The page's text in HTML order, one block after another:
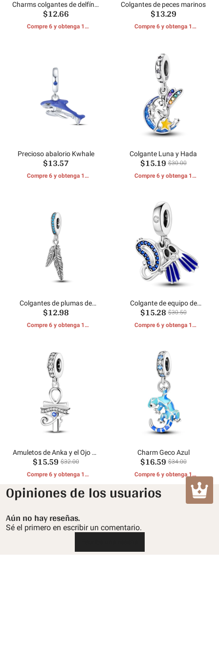
Charms colgantes de delfín y
mar
$12.66
Compre 6 y obtenga 1
Colgantes de peces marinos
$13.29
Compre 6 y obtenga 1
Precioso abalorio Kwhale
$13.57
Compre 6 y obtenga 1
Colgante Luna y Hada
$15.19 $30.00
Compre 6 y obtenga 1
Colgantes de plumas de
plata
$12.98
Compre 6 y obtenga 1
Colgante de equipo de
esnórquel
$15.28 $30.50
Compre 6 y obtenga 1
Amuletos de Anka y el Ojo de
Horus
$15.59 $32.00
Compre 6 y obtenga 1
Charm Geco Azul
$16.59 $34.00
Compre 6 y obtenga 1
Opiniones de los usuarios
Aún no hay reseñas.
Sé el primero en escribir un comentario.